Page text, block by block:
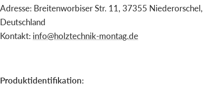
Adresse: Breitenworbiser Str. 11, 37355 Niederorschel,
Deutschland
Kontakt: info@holztechnik-montag.de
Produktidentifikation: